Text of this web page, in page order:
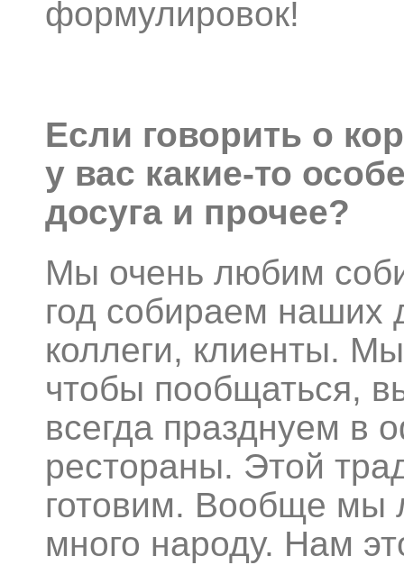
формулировок!
Если говорить о
у вас какие-то
досуга и прочее?
Мы очень любим
год собираем наших
коллеги, клиенты.
чтобы пообщаться,
всегда празднуем в
рестораны. Этой
готовим. Вообще мы
много народу. Нам